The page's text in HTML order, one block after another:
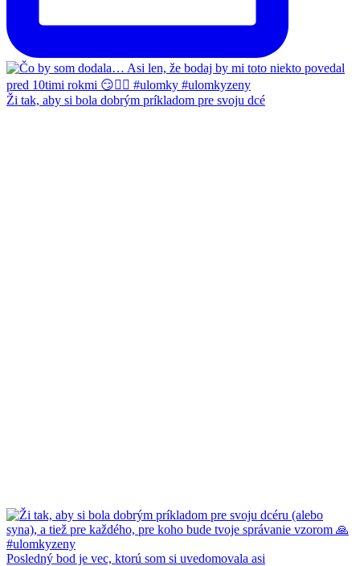
Ži tak, aby si bola dobrým príkladom pre svoju dcé
Posledný bod je vec, ktorú som si uvedomovala asi